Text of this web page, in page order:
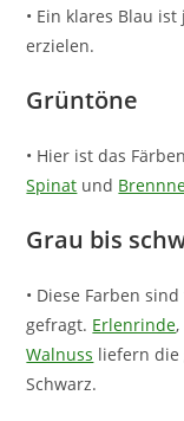
• Ein klares Blau
erzielen.
Grüntöne
• Hier ist das
Spinat und
Grau bis
• Diese Farben
gefragt. Erlenrinde
Walnuss liefern die
Schwarz.